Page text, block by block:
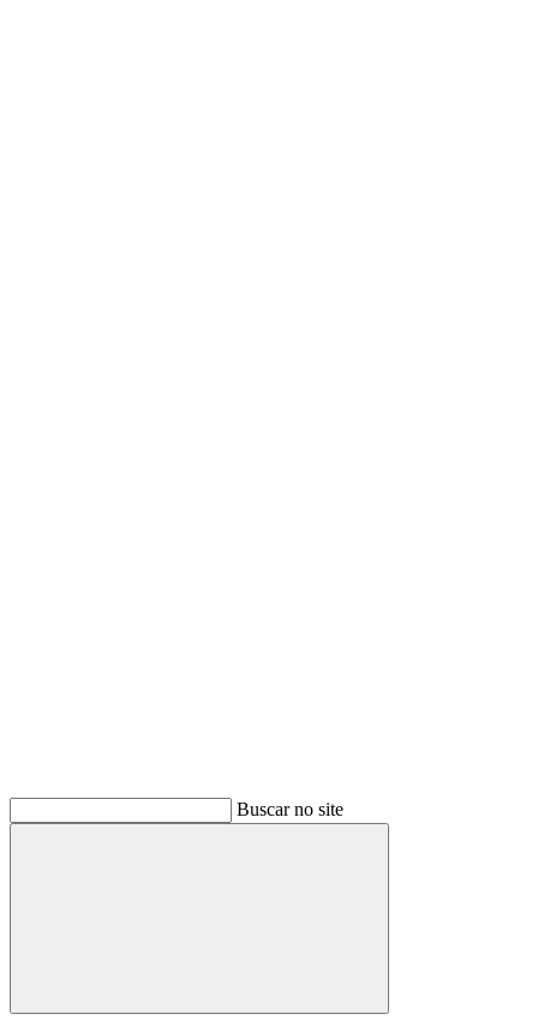
Buscar no site
Buscar